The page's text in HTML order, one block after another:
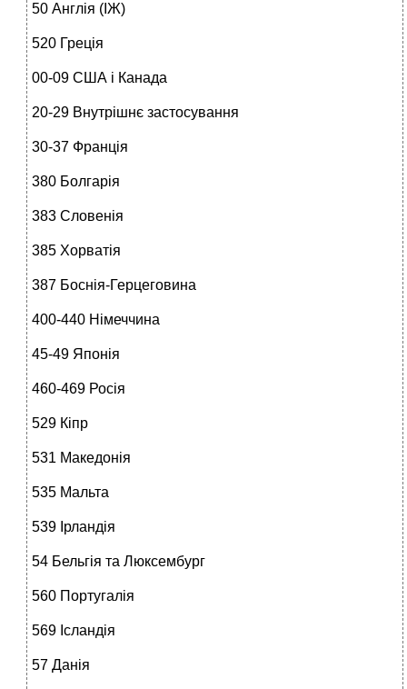
50 Англія (ІЖ)
520 Греція
00-09 США і Канада
20-29 Внутрішнє застосування
30-37 Франція
380 Болгарія
383 Словенія
385 Хорватія
387 Боснія-Герцеговина
400-440 Німеччина
45-49 Японія
460-469 Росія
529 Кіпр
531 Македонія
535 Мальта
539 Ірландія
54 Бельгія та Люксембург
560 Португалія
569 Ісландія
57 Данія